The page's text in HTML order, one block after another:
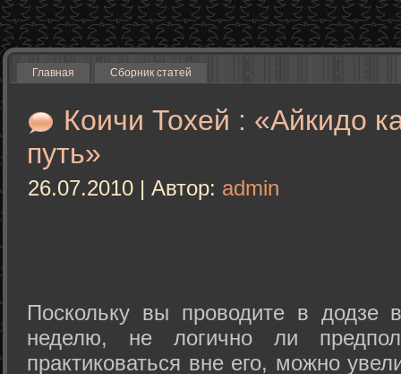
Главная Сборник статей
Коичи Тохей : «Айкидо
путь»
26.07.2010 | Автор: admin
Поскольку вы проводите в додзе
неделю, не логично ли
практиковаться вне его, можно